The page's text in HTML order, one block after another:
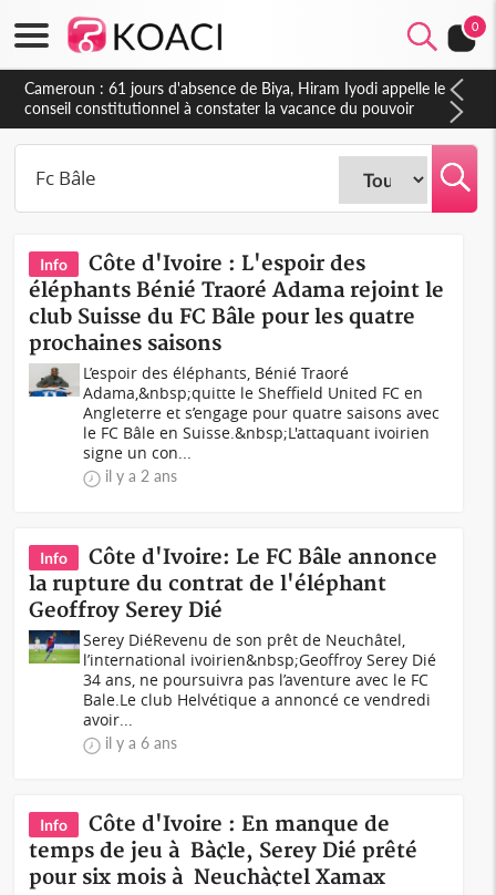
0
Cameroun : 61 jours d'absence de Biya, Hiram Iyodi appelle le
conseil constitutionnel à constater la vacance du pouvoir
Info
Côte d'Ivoire : L'espoir des
éléphants Bénié Traoré Adama rejoint le
club Suisse du FC Bâle pour les quatre
prochaines saisons
L’espoir des éléphants, Bénié Traoré
Adama,&nbsp;quitte le Sheffield United FC en
Angleterre et s’engage pour quatre saisons avec
le FC Bâle en Suisse.&nbsp;L'attaquant ivoirien
signe un con...
il y a 2 ans
Info
Côte d'Ivoire: Le FC Bâle annonce
la rupture du contrat de l'éléphant
Geoffroy Serey Dié
Serey DiéRevenu de son prêt de Neuchâtel,
l’international ivoirien&nbsp;Geoffroy Serey Dié
34 ans, ne poursuivra pas l’aventure avec le FC
Bale.Le club Helvétique a annoncé ce vendredi
avoir...
il y a 6 ans
Info
Côte d'Ivoire : En manque de
temps de jeu à Bà¢le, Serey Dié prêté
pour six mois à Neuchà¢tel Xamax